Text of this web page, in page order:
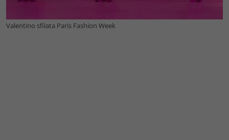
Valentino sfilata Paris Fashion Week